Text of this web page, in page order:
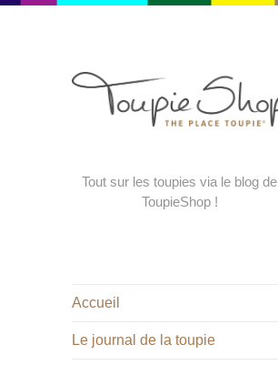
Tout sur les toupies via le blog de
ToupieShop !
Accueil
Le journal de la toupie